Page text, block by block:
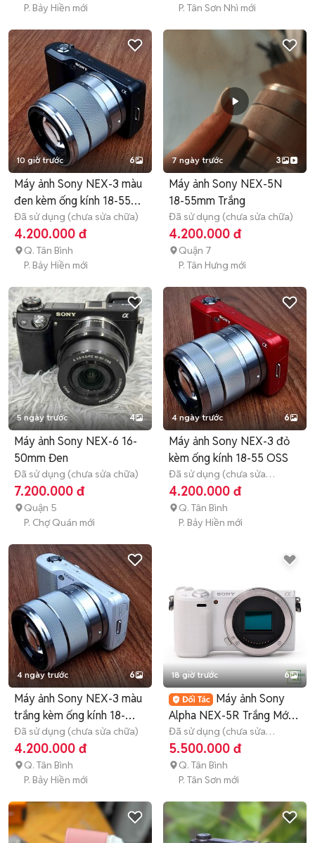
P. Bảy Hiền mới
P. Tân Sơn Nhì mới
10 giờ trước 6
Máy ảnh Sony NEX-3 màu
đen kèm ống kính 18-55
OSS
Đã sử dụng (chưa sửa chữa)
4.200.000 đ
Q. Tân Bình
P. Bảy Hiền mới
7 ngày trước 3
Máy ảnh Sony NEX-5N
18-55mm Trắng
Đã sử dụng (chưa sửa chữa)
4.200.000 đ
Quận 7
P. Tân Hưng mới
5 ngày trước 4
Máy ảnh Sony NEX-6 16-
50mm Đen
Đã sử dụng (chưa sửa chữa)
7.200.000 đ
Quận 5
P. Chợ Quán mới
4 ngày trước 6
Máy ảnh Sony NEX-3 đỏ
kèm ống kính 18-55 OSS
Đã sử dụng (chưa sửa
chữa) 1 tháng
4.200.000 đ
Q. Tân Bình
P. Bảy Hiền mới
4 ngày trước 6
Máy ảnh Sony NEX-3 màu
trắng kèm ống kính 18-
55mm
Đã sử dụng (chưa sửa chữa)
4.200.000 đ
Q. Tân Bình
P. Bảy Hiền mới
18 giờ trước 6
Máy ảnh Sony
Alpha NEX-5R Trắng Mới
97%
Đã sử dụng (chưa sửa
chữa) 3 tháng
5.500.000 đ
Q. Tân Bình
P. Tân Sơn mới